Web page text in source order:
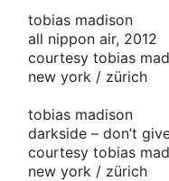
tobias madison
all nippon air, 2012
courtesy tobias
new york / zürich
tobias madison
darkside – don’t
courtesy tobias
new york / zürich